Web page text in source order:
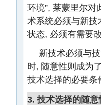
环境”, 莱蒙里尔对
术系统必须与新技
状态, 必须有需要
新技术必须与
时, 随意性则成为
技术选择的必要条
3. 技术选择的随意